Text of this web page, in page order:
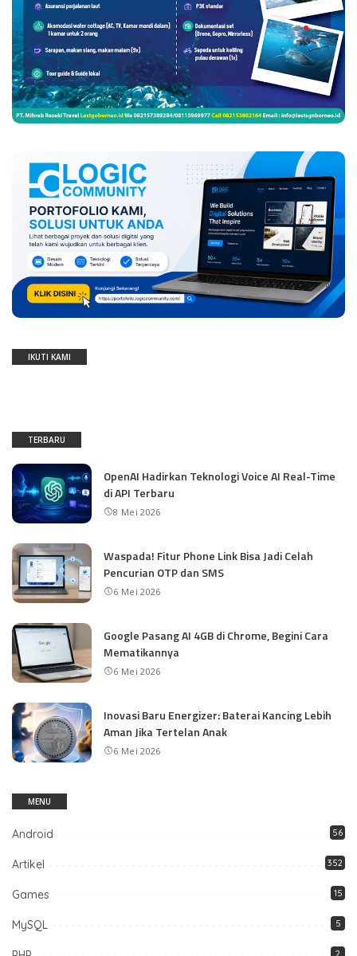
IKUTI KAMI
TERBARU
OpenAI Hadirkan Teknologi Voice AI Real-Time
di API Terbaru
8 Mei 2026
Waspada! Fitur Phone Link Bisa Jadi Celah
Pencurian OTP dan SMS
6 Mei 2026
Google Pasang AI 4GB di Chrome, Begini Cara
Mematikannya
6 Mei 2026
Inovasi Baru Energizer: Baterai Kancing Lebih
Aman Jika Tertelan Anak
6 Mei 2026
MENU
Android 56
Artikel 352
Games 15
MySQL 5
2